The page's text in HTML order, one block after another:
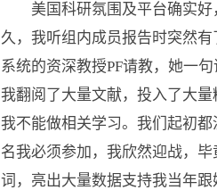
美国科研氛围及平台确实好
久，我听组内成员报告时突然
系统的资深教授PF请教，她一
我翻阅了大量文献，投入了大
我不能做相关学习。我们起初
名我必须参加，我欣然迎战，
词，亮出大量数据支持我当年